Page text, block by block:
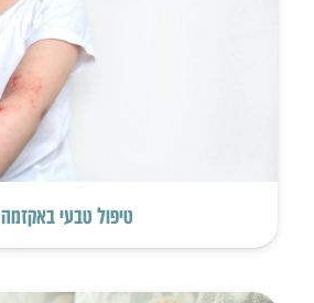
טיפול טבעי באקזמה